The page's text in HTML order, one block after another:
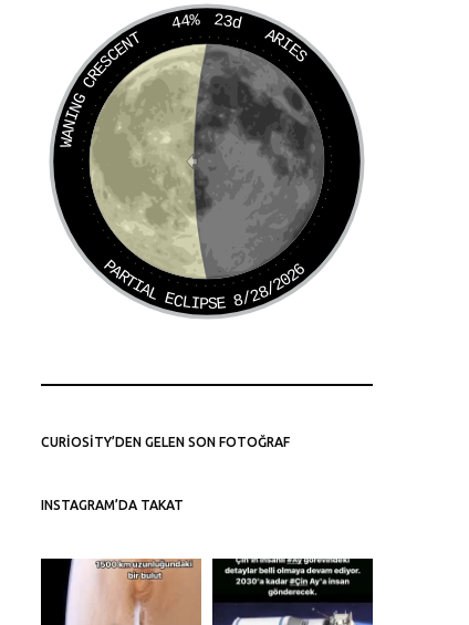
44% 23d
ARIES
WANING CRESCENT
PARTIAL ECLIPSE 8/28/2026
CURIOSITY’DEN GELEN SON FOTOĞRAF
INSTAGRAM’DA TAKAT